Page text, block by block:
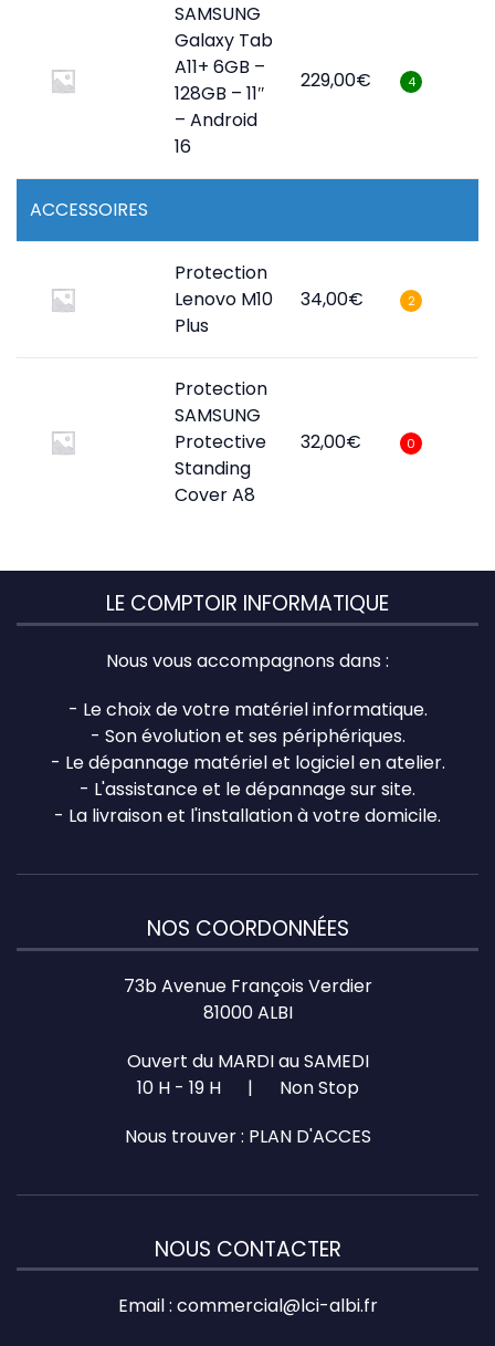
SAMSUNG
Galaxy Tab
A11+ 6GB –
128GB – 11″
– Android
16
229,00€ 4
ACCESSOIRES
Protection
Lenovo M10
Plus
34,00€ 2
Protection
SAMSUNG
Protective
Standing
Cover A8
32,00€ 0
LE COMPTOIR INFORMATIQUE
Nous vous accompagnons dans :
- Le choix de votre matériel informatique.
- Son évolution et ses périphériques.
- Le dépannage matériel et logiciel en atelier.
- L'assistance et le dépannage sur site.
- La livraison et l'installation à votre domicile.
NOS COORDONNÉES
73b Avenue François Verdier
81000 ALBI
Ouvert du MARDI au SAMEDI
10 H - 19 H | Non Stop
Nous trouver : PLAN D'ACCES
NOUS CONTACTER
Email : commercial@lci-albi.fr